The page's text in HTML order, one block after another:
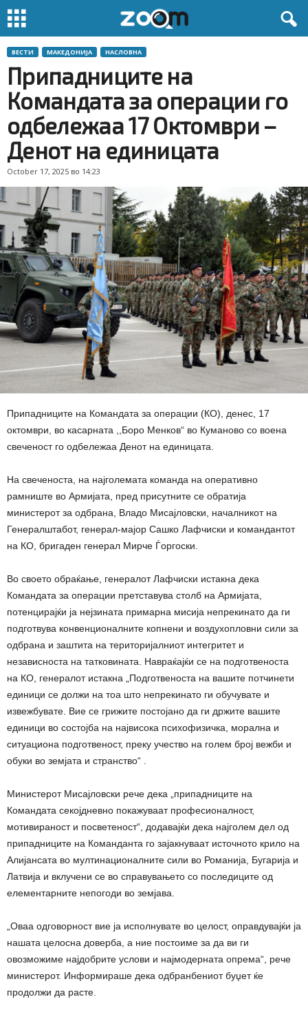
ВЕСТИ МАКЕДОНИЈА НАСЛОВНА
Припадниците на
Командата за операции го
одбележаа 17 Октомври –
Денот на единицата
October 17, 2025 во 14:23
Припадниците на Командата за операции (КО), денес, 17
октомври, во касарната ,,Боро Менков“ во Куманово со воена
свеченост го одбележаа Денот на единицата.
На свеченоста, на најголемата команда на оперативно
рамниште во Армијата, пред присутните се обратија
министерот за одбрана, Владо Мисајловски, началникот на
Генералштабот, генерал-мајор Сашко Лафчиски и командантот
на КО, бригаден генерал Мирче Ѓоргоски.
Во своето обраќање, генералот Лафчиски истакна дека
Командата за операции претставува столб на Армијата,
потенцирајќи ја нејзината примарна мисија непрекинато да ги
подготвува конвенционалните копнени и воздухопловни сили за
одбрана и заштита на територијалниот интегритет и
независноста на татковината. Навраќајќи се на подготвеноста
на КО, генералот истакна „Подготвеноста на вашите потчинети
единици се должи на тоа што непрекинато ги обучувате и
извежбувате. Вие се грижите постојано да ги држите вашите
единици во состојба на највисока психофизичка, морална и
ситуациона подготвеност, преку учество на голем број вежби и
обуки во земјата и странство“ .
Министерот Мисајловски рече дека „припадниците на
Командата секојдневно покажуваат професионалност,
мотивираност и посветеност“, додавајќи дека најголем дел од
припадниците на Команданта го зајакнуваат источното крило на
Алијансата во мултинационалните сили во Романија, Бугарија и
Латвија и вклучени се во справувањето со последиците од
елементарните непогоди во земјава.
„Оваа одговорност вие ја исполнувате во целост, оправдувајќи ја
нашата целосна доверба, а ние постоиме за да ви ги
овозможиме најдобрите услови и најмодерната опрема“, рече
министерот. Информираше дека одбранбениот буџет ќе
продолжи да расте.